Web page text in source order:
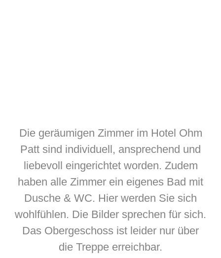
Die geräumigen Zimmer im Hotel Ohm
Patt sind individuell, ansprechend und
liebevoll eingerichtet worden. Zudem
haben alle Zimmer ein eigenes Bad mit
Dusche & WC. Hier werden Sie sich
wohlfühlen. Die Bilder sprechen für sich.
Das Obergeschoss ist leider nur über
die Treppe erreichbar.